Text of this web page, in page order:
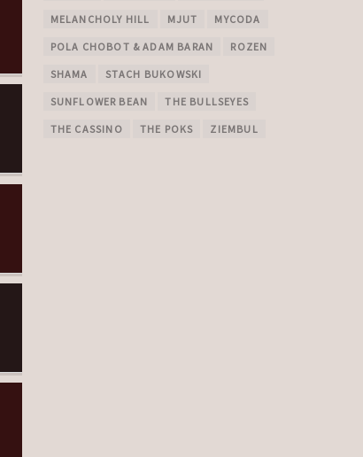
MELANCHOLY HILL MJUT MYCODA
POLA CHOBOT & ADAM BARAN ROZEN
SHAMA STACH BUKOWSKI
SUNFLOWER BEAN THE BULLSEYES
THE CASSINO THE POKS ZIEMBUL